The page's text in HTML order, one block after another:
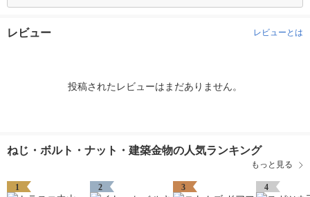
レビュー レビューとは
投稿されたレビューはまだありません。
ねじ・ボルト・ナット・建築金物の人気ランキング
もっと見る
1 2 3 4